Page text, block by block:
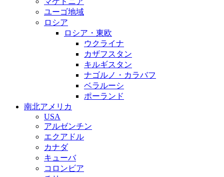
ユーゴ地域
ロシア
ロシア・東欧
ウクライナ
カザフスタン
キルギスタン
ナゴルノ・カラバフ
ベラルーシ
ポーランド
南北アメリカ
USA
アルゼンチン
エクアドル
カナダ
キューバ
コロンビア